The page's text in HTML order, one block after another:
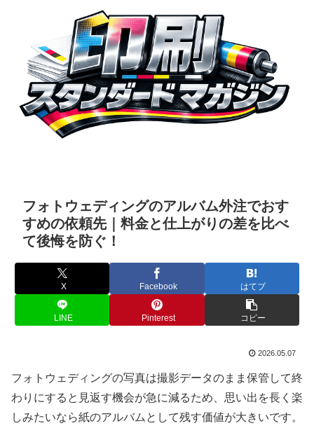
フォトウェディングのアルバム外注でおす
すめの依頼先｜料金と仕上がりの差を比べ
て後悔を防ぐ！
X Facebook はてブ
LINE Pinterest コピー
2026.05.07
フォトウェディングの写真は撮影データのまま保管して終
わりにすると見返す機会が急に減るため、思い出を長く楽
しみたいなら紙のアルバムとして残す価値が大きいです。